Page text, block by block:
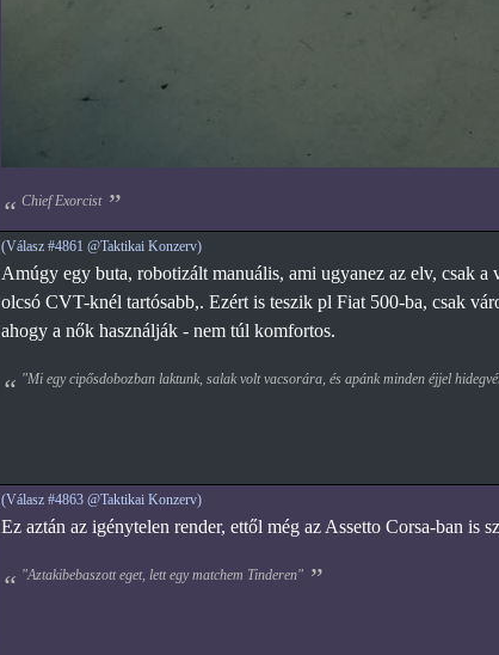
Chief Exorcist
(Válasz #4861 @Taktikai Konzerv)
Amúgy egy buta, robotizált manuális, ami ugyanez az elv, csak
olcsó CVT-knél tartósabb,. Ezért is teszik pl Fiat 500-ba, csak
ahogy a nők használják - nem túl komfortos.
"Mi egy cipősdobozban laktunk, salak volt vacsorára, és apánk minden éjjel
(Válasz #4863 @Taktikai Konzerv)
Ez aztán az igénytelen render, ettől még az Assetto Corsa-ban is
"Aztakibebaszott eget, lett egy matchem Tinderen"